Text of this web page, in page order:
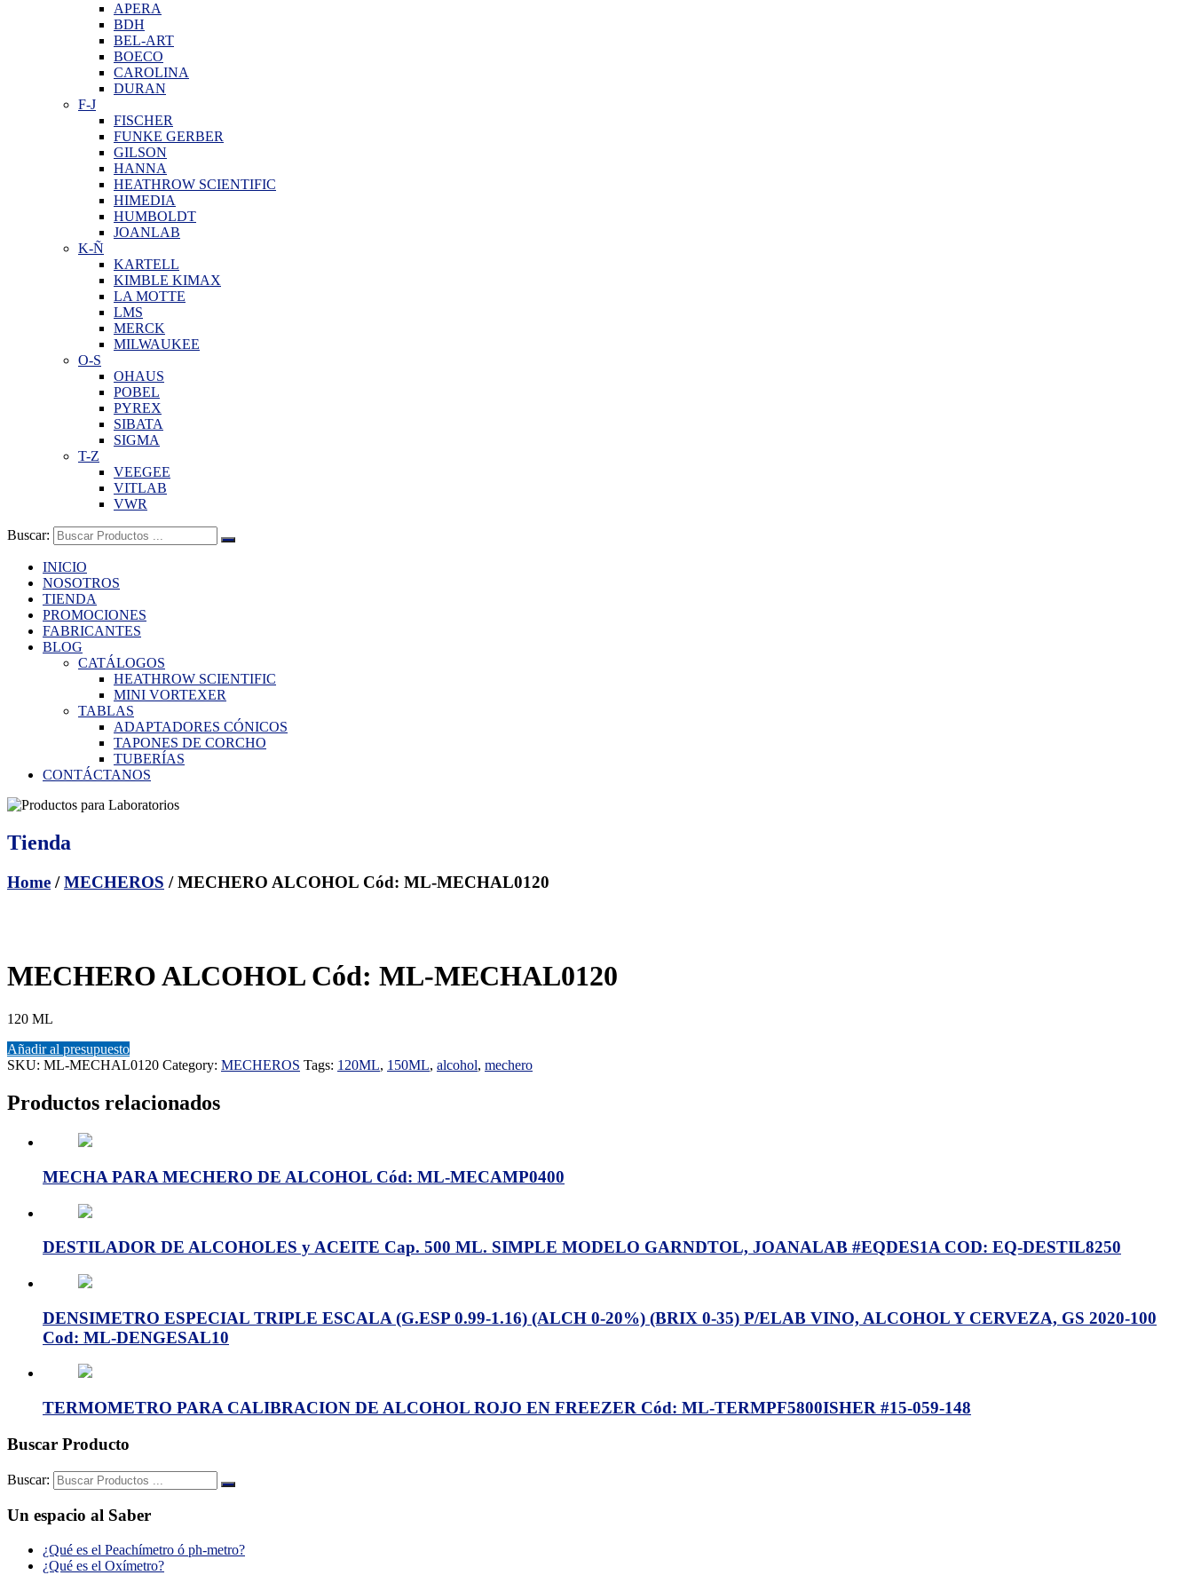
APERA
BDH
BEL-ART
BOECO
CAROLINA
DURAN
F-J
FISCHER
FUNKE GERBER
GILSON
HANNA
HEATHROW SCIENTIFIC
HIMEDIA
HUMBOLDT
JOANLAB
K-Ñ
KARTELL
KIMBLE KIMAX
LA MOTTE
LMS
MERCK
MILWAUKEE
O-S
OHAUS
POBEL
PYREX
SIBATA
SIGMA
T-Z
VEEGEE
VITLAB
VWR
Buscar:
INICIO
NOSOTROS
TIENDA
PROMOCIONES
FABRICANTES
BLOG
CATÁLOGOS
HEATHROW SCIENTIFIC
MINI VORTEXER
TABLAS
ADAPTADORES CÓNICOS
TAPONES DE CORCHO
TUBERÍAS
CONTÁCTANOS
Tienda
Home /MECHEROS / MECHERO ALCOHOL Cód: ML-MECHAL0120
MECHERO ALCOHOL Cód: ML-MECHAL0120
120 ML
Añadir al presupuesto
SKU: ML-MECHAL0120 Category: MECHEROS Tags: 120ML, 150ML, alcohol, mechero
Productos relacionados
MECHA PARA MECHERO DE ALCOHOL Cód: ML-MECAMP0400
DESTILADOR DE ALCOHOLES y ACEITE Cap. 500 ML. SIMPLE MODELO GARNDTOL, JOANALAB #EQDES1A COD: EQ-DESTIL8250
DENSIMETRO ESPECIAL TRIPLE ESCALA (G.ESP 0.99-1.16) (ALCH 0-20%) (BRIX 0-35) P/ELAB VINO, ALCOHOL Y CERVEZA, GS 2020-100
Cod: ML-DENGESAL10
TERMOMETRO PARA CALIBRACION DE ALCOHOL ROJO EN FREEZER Cód: ML-TERMPF5800ISHER #15-059-148
Buscar Producto
Buscar:
Un espacio al Saber
¿Qué es el Peachímetro ó ph-metro?
¿Qué es el Oxímetro?